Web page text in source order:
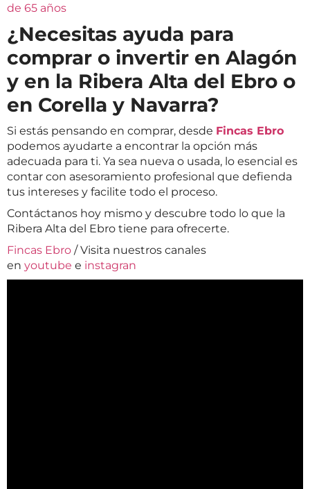
de 65 años
¿Necesitas ayuda para
comprar o invertir en Alagón
y en la Ribera Alta del Ebro o
en Corella y Navarra?
Si estás pensando en comprar, desde Fincas Ebro
podemos ayudarte a encontrar la opción más
adecuada para ti. Ya sea nueva o usada, lo esencial es
contar con asesoramiento profesional que defienda
tus intereses y facilite todo el proceso.
Contáctanos hoy mismo y descubre todo lo que la
Ribera Alta del Ebro tiene para ofrecerte.
Fincas Ebro / Visita nuestros canales
en youtube e instagran